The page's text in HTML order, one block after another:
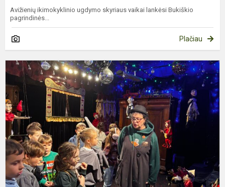
Avižienių ikimokyklinio ugdymo skyriaus vaikai lankėsi Bukiškio
pagrindinės...
Plačiau